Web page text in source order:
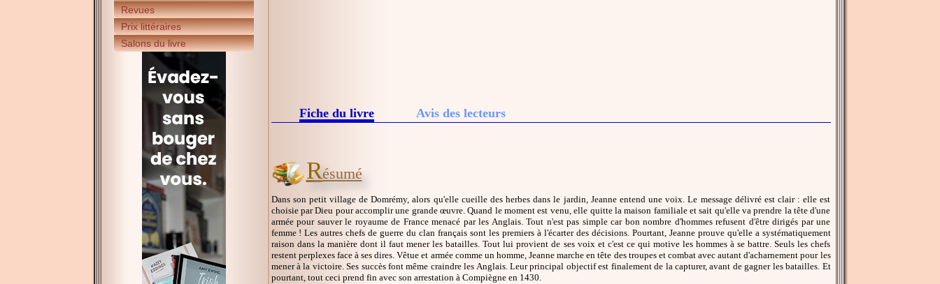
Revues
Prix littéraires
Salons du livre
Fiche du livre Avis des lecteurs
Résumé
Dans son petit village de Domrémy, alors qu'elle cueille des herbes dans le jardin, Jeanne entend une voix. Le message délivré est clair : elle est
choisie par Dieu pour accomplir une grande œuvre. Quand le moment est venu, elle quitte la maison familiale et sait qu'elle va prendre la tête d'une
armée pour sauver le royaume de France menacé par les Anglais. Tout n'est pas simple car bon nombre d'hommes refusent d'être dirigés par une
femme ! Les autres chefs de guerre du clan français sont les premiers à l'écarter des décisions. Pourtant, Jeanne prouve qu'elle a systématiquement
raison dans la manière dont il faut mener les batailles. Tout lui provient de ses voix et c'est ce qui motive les hommes à se battre. Seuls les chefs
restent perplexes face à ses dires. Vêtue et armée comme un homme, Jeanne marche en tête des troupes et combat avec autant d'acharnement pour les
mener à la victoire. Ses succès font même craindre les Anglais. Leur principal objectif est finalement de la capturer, avant de gagner les batailles. Et
pourtant, tout ceci prend fin avec son arrestation à Compiègne en 1430.